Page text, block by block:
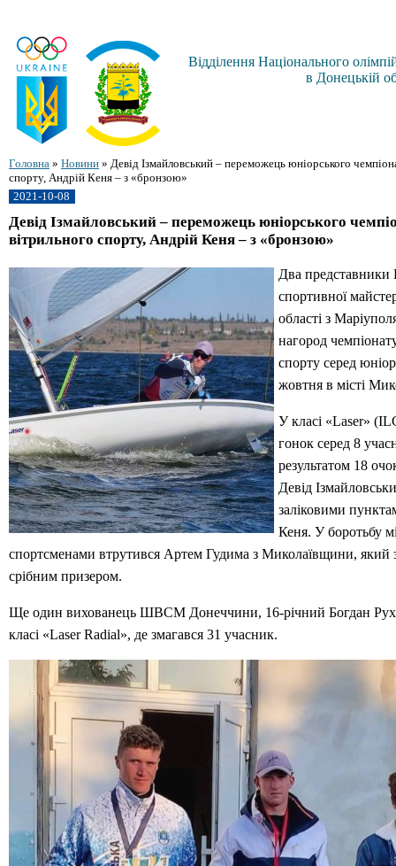
Відділення Національного
в Донецькій
Головна » Новини » Девід Ізмайловський – переможець юніорського
спорту, Андрій Кеня – з «бронзою»
2021-10-08
Девід Ізмайловський – переможець юніорського
вітрильного спорту, Андрій Кеня – з «бронзою»
Два
спортивної
області з
нагород
спорту серед
жовтня в місті
У класі «Laser»
гонок серед 8
результатом 18
Девід
заліковими
Кеня. У боротьбу
спортсменами втрутився Артем Гудима з Миколаївщини, який
срібним призером.
Ще один вихованець ШВСМ Донеччини, 16-річний Богдан
класі «Laser Radial», де змагався 31 учасник.